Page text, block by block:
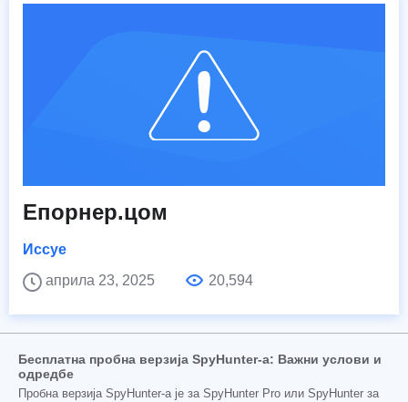
Епорнер.цом
Иссуе
априла 23, 2025
20,594
Бесплатна пробна верзија SpyHunter-а: Важни услови и
одредбе
Пробна верзија SpyHunter-а је за SpyHunter Pro или SpyHunter за